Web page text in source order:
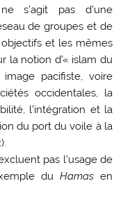
s’agit pas d’une
de groupes et de
et les mêmes
la notion d’« islam du
pacifiste, voire
occidentales, la
l’intégration et la
du port du voile à la
pas l’usage de
du Hamasen